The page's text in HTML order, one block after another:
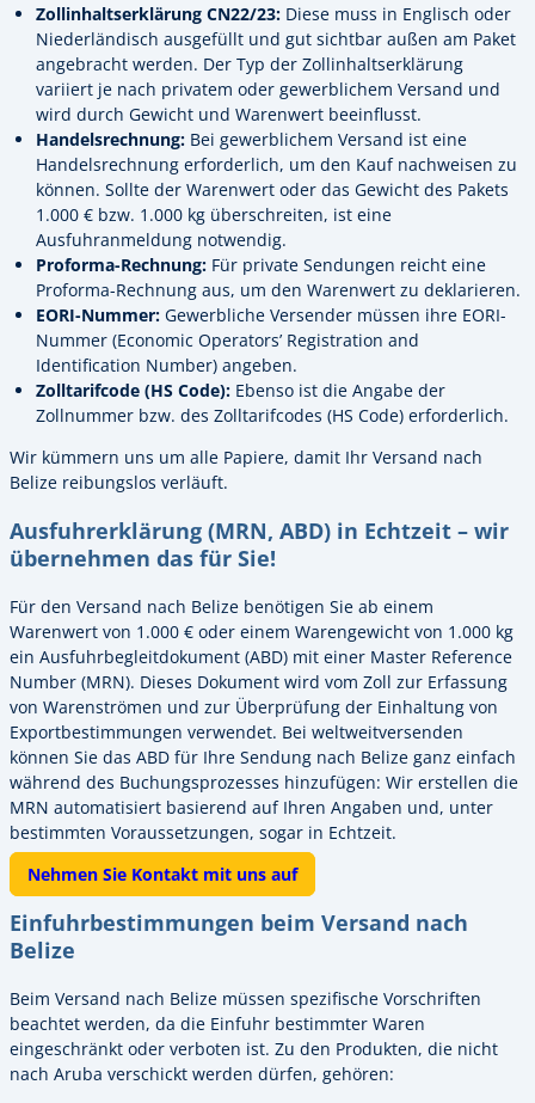
Zollinhaltserklärung CN22/23: Diese muss in Englisch oder
Niederländisch ausgefüllt und gut sichtbar außen am Paket
angebracht werden. Der Typ der Zollinhaltserklärung
variiert je nach privatem oder gewerblichem Versand und
wird durch Gewicht und Warenwert beeinflusst.
Handelsrechnung: Bei gewerblichem Versand ist eine
Handelsrechnung erforderlich, um den Kauf nachweisen zu
können. Sollte der Warenwert oder das Gewicht des Pakets
1.000 € bzw. 1.000 kg überschreiten, ist eine
Ausfuhranmeldung notwendig.
Proforma-Rechnung: Für private Sendungen reicht eine
Proforma-Rechnung aus, um den Warenwert zu deklarieren.
EORI-Nummer: Gewerbliche Versender müssen ihre EORI-
Nummer (Economic Operators’ Registration and
Identification Number) angeben.
Zolltarifcode (HS Code): Ebenso ist die Angabe der
Zollnummer bzw. des Zolltarifcodes (HS Code) erforderlich.
Wir kümmern uns um alle Papiere, damit Ihr Versand nach
Belize reibungslos verläuft.
Ausfuhrerklärung (MRN, ABD) in Echtzeit – wir
übernehmen das für Sie!
Für den Versand nach Belize benötigen Sie ab einem
Warenwert von 1.000 € oder einem Warengewicht von 1.000 kg
ein Ausfuhrbegleitdokument (ABD) mit einer Master Reference
Number (MRN). Dieses Dokument wird vom Zoll zur Erfassung
von Warenströmen und zur Überprüfung der Einhaltung von
Exportbestimmungen verwendet. Bei weltweitversenden
können Sie das ABD für Ihre Sendung nach Belize ganz einfach
während des Buchungsprozesses hinzufügen: Wir erstellen die
MRN automatisiert basierend auf Ihren Angaben und, unter
bestimmten Voraussetzungen, sogar in Echtzeit.
Nehmen Sie Kontakt mit uns auf
Einfuhrbestimmungen beim Versand nach
Belize
Beim Versand nach Belize müssen spezifische Vorschriften
beachtet werden, da die Einfuhr bestimmter Waren
eingeschränkt oder verboten ist. Zu den Produkten, die nicht
nach Aruba verschickt werden dürfen, gehören: